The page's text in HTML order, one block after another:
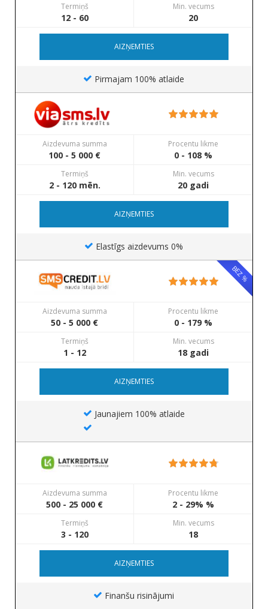
Termiņš
12 - 60
Min. vecums
20
AIZŅEMTIES
Pirmajam 100% atlaide
Aizdevuma summa
100 - 5 000 €
Procentu likme
0 - 108 %
Termiņš
2 - 120 mēn.
Min. vecums
20 gadi
AIZŅEMTIES
Elastīgs aizdevums 0%
BEZ %
Aizdevuma summa
50 - 5 000 €
Procentu likme
0 - 179 %
Termiņš
1 - 12
Min. vecums
18 gadi
AIZŅEMTIES
Jaunajiem 100% atlaide
Aizdevuma summa
500 - 25 000 €
Procentu likme
2 - 29% %
Termiņš
3 - 120
Min. vecums
18
AIZŅEMTIES
Finanšu risinājumi